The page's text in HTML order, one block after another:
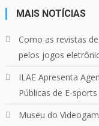
Quebrando o
Confira em
Skull & Bones.
Mais em:
https://buff.ly/
MAIS NOTÍCIAS
Como as revistas
pelos jogos
ILAE Apresenta
Públicas de E-
Museu do